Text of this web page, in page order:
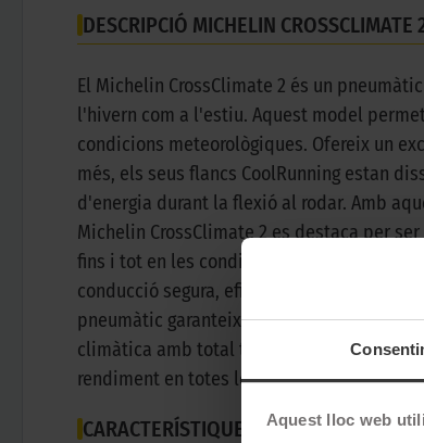
Aquest lloc web
DESCRIPCIÓ MICHELIN CROSSCLIMATE
El Michelin CrossClimate 2 és un
l'hivern com a l'estiu. Aquest model
condicions meteorològiques. Ofereix un
més, els seus flancs CoolRunning estan
d'energia durant la flexió al rodar. Amb
Michelin CrossClimate 2 es destaca per
fins i tot en les condicions més
conducció segura, eficient i confortable
pneumàtic garanteix una resposta ràpida
climàtica amb total tranquil·litat, sabent
rendiment en totes les estacions.
CARACTERÍSTIQUES TÈCNIQUES